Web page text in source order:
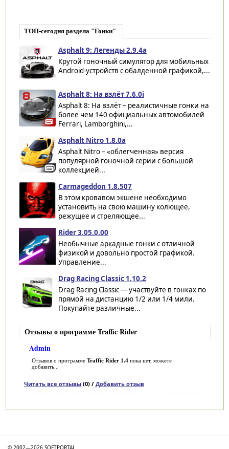
ТОП-сегодня раздела "Гонки"
Asphalt 9: Легенды 2.9.4a
Крутой гоночный симулятор для мобильных
Android-устройств с обалденной графикой,...
Asphalt 8: На взлёт 7.6.0i
Asphalt 8: На взлёт – реалистичные гонки на
более чем 140 официальных автомобилей
Ferrari, Lamborghini,...
Asphalt Nitro 1.8.0a
Asphalt Nitro – «облегченная» версия
популярной гоночной серии с большой
коллекцией...
Carmageddon 1.8.507
В этом кровавом экшене необходимо
установить на свою машину колющее,
режущее и стреляющее...
Rider 3.05.0.00
Необычные аркадные гонки с отличной
физикой и довольно простой графикой.
Управление...
Drag Racing Classic 1.10.2
Drag Racing Classic — участвуйте в гонках по
прямой на дистанцию 1/2 или 1/4 мили.
Покупайте различные...
Отзывы о программе Traffic Rider
Admin
Отзывов о программе Traffic Rider 1.4пока нет, можете
добавить...
Читать все отзывы(0) / Добавить отзыв
© 2002—2026 SOFTPORTAL